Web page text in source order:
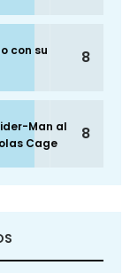
con su
8
Man al
Cage
8